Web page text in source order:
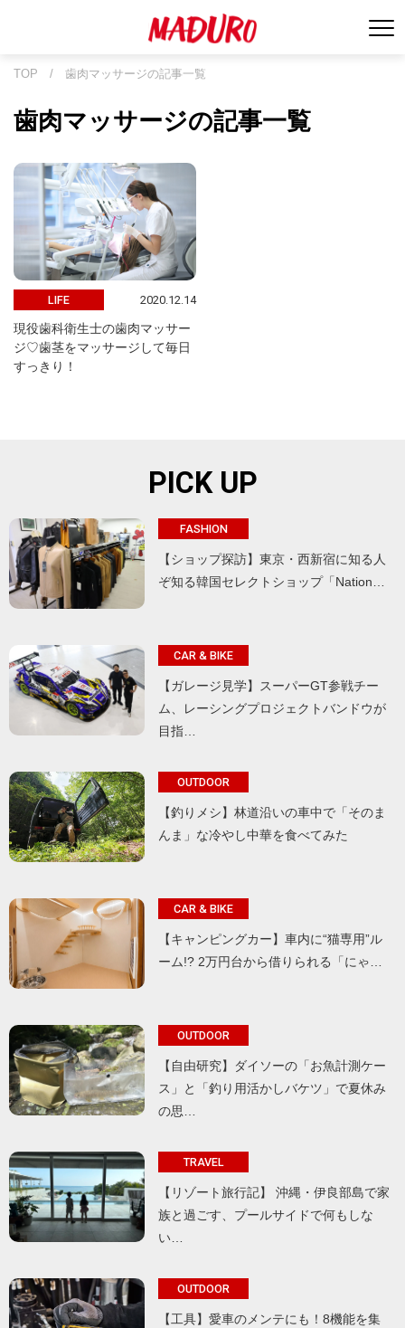
TOP / 歯肉マッサージの記事一覧
歯肉マッサージの記事一覧
LIFE 2020.12.14
現役歯科衛生士の歯肉マッサー
ジ♡歯茎をマッサージして毎日
すっきり！
PICK UP
FASHION
【ショップ探訪】東京・西新宿に知る人
ぞ知る韓国セレクトショップ「Nation…
CAR & BIKE
【ガレージ見学】スーパーGT参戦チー
ム、レーシングプロジェクトバンドウが
目指…
OUTDOOR
【釣りメシ】林道沿いの車中で「そのま
んま」な冷やし中華を食べてみた
CAR & BIKE
【キャンピングカー】車内に“猫専用”ル
ーム!? 2万円台から借りられる「にゃ…
OUTDOOR
【自由研究】ダイソーの「お魚計測ケー
ス」と「釣り用活かしバケツ」で夏休み
の思…
TRAVEL
【リゾート旅行記】 沖縄・伊良部島で家
族と過ごす、プールサイドで何もしな
い…
OUTDOOR
【工具】愛車のメンテにも！8機能を集